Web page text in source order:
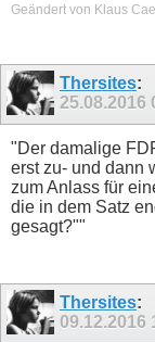
Geändert von Klaus
Thersites:
25.08.2016
"Der damalige
erst zu- und dann
zum Anlass für
die in dem Satz
gesagt?""
Thersites:
09.12.2016